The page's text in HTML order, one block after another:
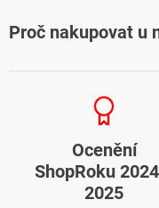
Proč nakupovat u
Ocenění
ShopRoku
2025